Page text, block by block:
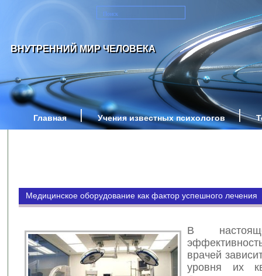
ВНУТРЕННИЙ МИР ЧЕЛОВЕКА
Главная Учения известных психологов
Медицинское оборудование как фактор успешного лечения
В
врачей
уровня их